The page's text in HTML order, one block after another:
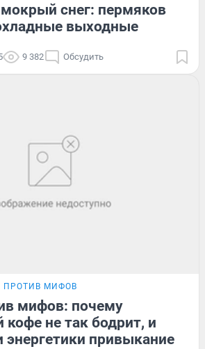
снег: пермяков
выходные
9 382 Обсудить
ПРОТИВ МИФОВ
мифов: почему
не так бодрит, и
привыкание